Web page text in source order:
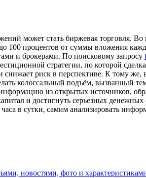
может стать биржевая торговля.
процентов от суммы вложения
и брокерами. По поисковому запросу
стратегии, по которой
риск в перспективе. К тому же,
колоссальный подъём,
из открытых источников,
и достигнуть серьезных
в сутки, самим анализировать
новостями, фото и